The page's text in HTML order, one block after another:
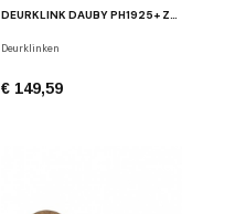
DEURKLINK DAUBY PH1925+ ZWART
Deurklinken
€ 149,59